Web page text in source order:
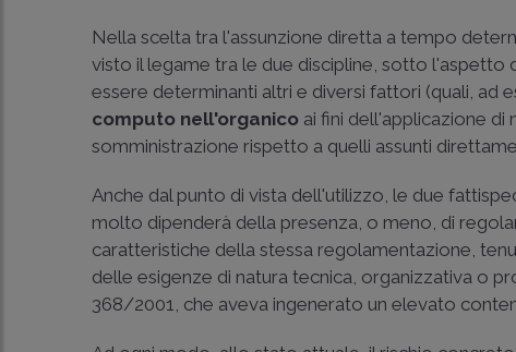
Nella scelta tra l'assunzione diretta a tempo
visto il legame tra le due discipline, sotto
essere determinanti altri e diversi fattori (quali, ad
computo nell'organico ai fini dell'applicazione
somministrazione rispetto a quelli assunti
Anche dal punto di vista dell'utilizzo, le due
molto dipenderà della presenza, o meno, di
caratteristiche della stessa regolamentazione,
delle esigenze di natura tecnica, organizzativa o
368/2001, che aveva ingenerato un elevato